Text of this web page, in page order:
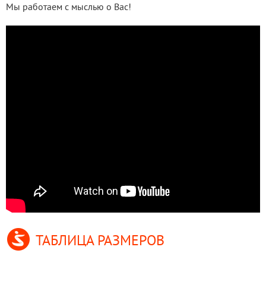
Мы работаем с мыслью о Вас!
ТАБЛИЦА РАЗМЕРОВ